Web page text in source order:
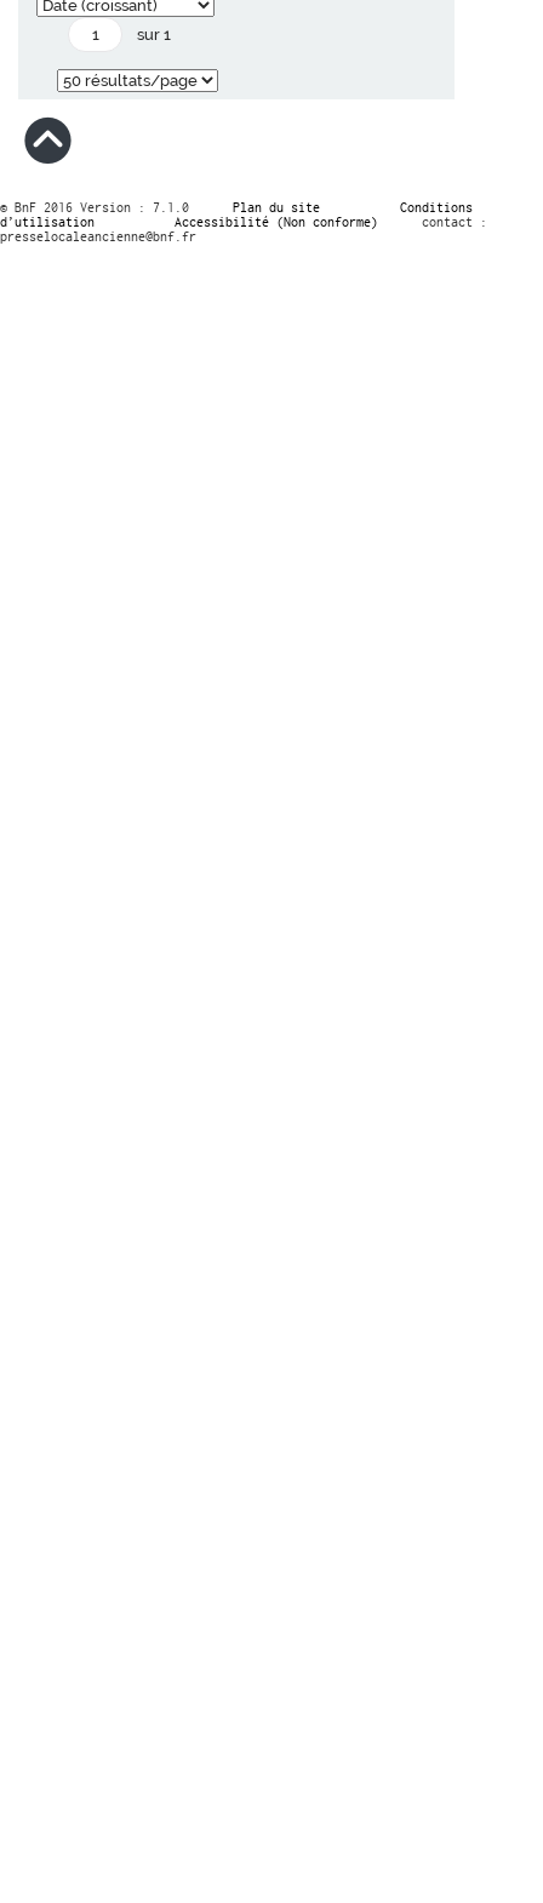
sur 1
© BnF 2016 Version : 7.1.0 Plan du site
Conditions
d’utilisation
Accessibilité (Non conforme)
contact :
presselocaleancienne@bnf.fr